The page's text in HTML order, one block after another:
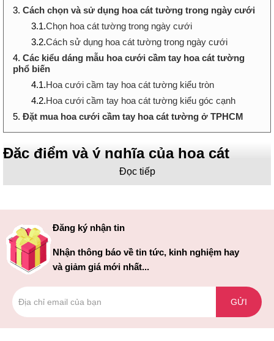
3. Cách chọn và sử dụng hoa cát tường trong ngày cưới
3.1.Chọn hoa cát tường trong ngày cưới
3.2.Cách sử dụng hoa cát tường trong ngày cưới
4. Các kiểu dáng mẫu hoa cưới cầm tay hoa cát tường
phổ biến
4.1.Hoa cưới cầm tay hoa cát tường kiểu tròn
4.2.Hoa cưới cầm tay hoa cát tường kiểu góc cạnh
5. Đặt mua hoa cưới cầm tay hoa cát tường ở TPHCM
Đặc điểm và ý nghĩa của hoa cát
Đọc tiếp
Đăng ký nhận tin
Nhận thông báo về tin tức, kinh nghiệm hay
và giảm giá mới nhất...
GỬI